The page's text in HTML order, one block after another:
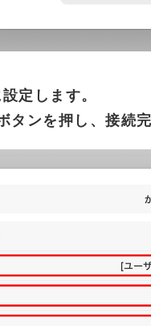
定します。
ンを押し、接続